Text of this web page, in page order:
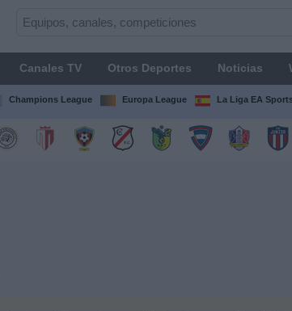
Canales TV Otros Deportes Noticias
Champions League Europa League La Liga EA